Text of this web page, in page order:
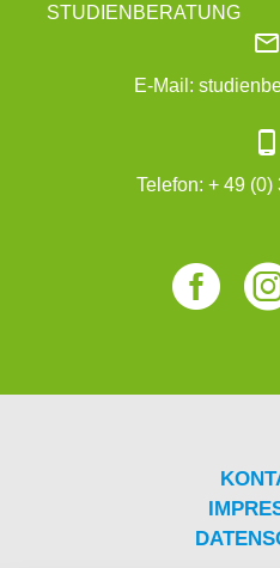
STUDIENBERATUNG


E-Mail:


Telefon: + 49 (0)